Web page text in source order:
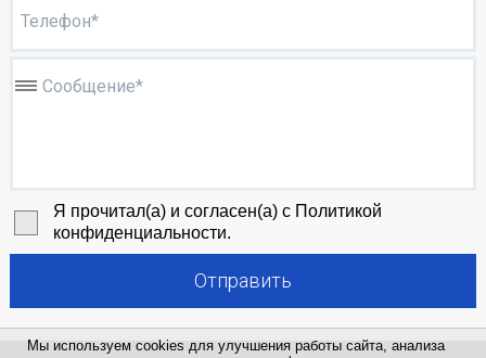
Мы используем cookies для улучшения работы сайта, анализа
Телефон*
Сообщение*
Я прочитал(а) и согласен(а) с Политикой
конфиденциальности.
Отправить